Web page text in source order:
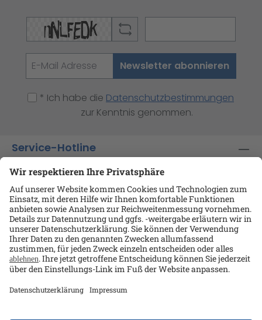
Newsletter abonnieren
* Ich habe die Datenschutzbestimmungen
zur Kenntnis genommen.
Service-Hotline
Shop-Service
Informationen
Ansprechpartner
Kontakt